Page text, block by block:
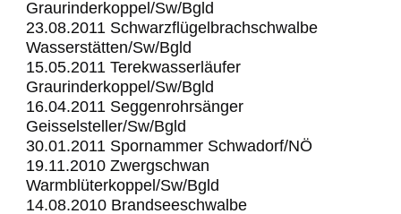
Graurinderkoppel/Sw/Bgld
23.08.2011 Schwarzflügelbrachschwalbe
Wasserstätten/Sw/Bgld
15.05.2011 Terekwasserläufer
Graurinderkoppel/Sw/Bgld
16.04.2011 Seggenrohrsänger
Geisselsteller/Sw/Bgld
30.01.2011 Spornammer Schwadorf/NÖ
19.11.2010 Zwergschwan
Warmblüterkoppel/Sw/Bgld
14.08.2010 Brandseeschwalbe